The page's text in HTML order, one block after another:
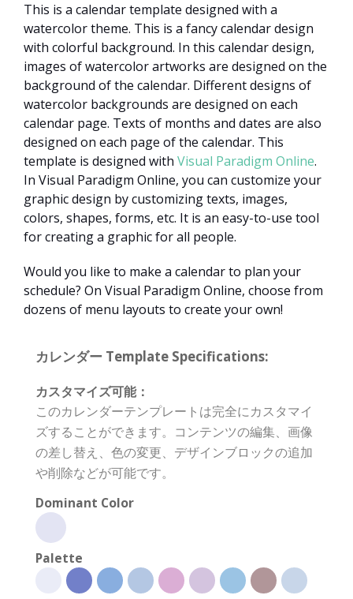
This is a calendar template designed with a
watercolor theme. This is a fancy calendar design
with colorful background. In this calendar design,
images of watercolor artworks are designed on the
background of the calendar. Different designs of
watercolor backgrounds are designed on each
calendar page. Texts of months and dates are also
designed on each page of the calendar. This
template is designed with Visual Paradigm Online.
In Visual Paradigm Online, you can customize your
graphic design by customizing texts, images,
colors, shapes, forms, etc. It is an easy-to-use tool
for creating a graphic for all people.
Would you like to make a calendar to plan your
schedule? On Visual Paradigm Online, choose from
dozens of menu layouts to create your own!
カレンダー Template Specifications:
カスタマイズ可能：
このカレンダーテンプレートは完全にカスタマイ
ズすることができます。コンテンツの編集、画像
の差し替え、色の変更、デザインブロックの追加
や削除などが可能です。
Dominant Color
Palette